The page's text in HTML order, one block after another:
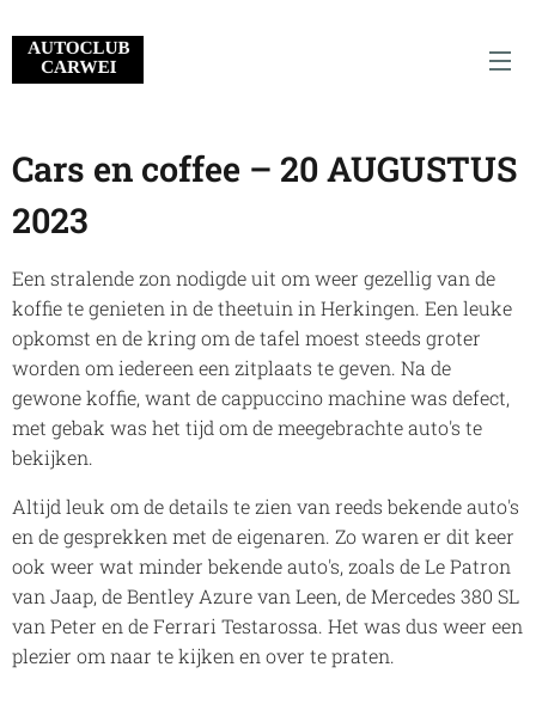
Cars en coffee – 20 AUGUSTUS
2023
Een stralende zon nodigde uit om weer gezellig van de
koffie te genieten in de theetuin in Herkingen. Een leuke
opkomst en de kring om de tafel moest steeds groter
worden om iedereen een zitplaats te geven. Na de
gewone koffie, want de cappuccino machine was defect,
met gebak was het tijd om de meegebrachte auto's te
bekijken.
Altijd leuk om de details te zien van reeds bekende auto's
en de gesprekken met de eigenaren. Zo waren er dit keer
ook weer wat minder bekende auto's, zoals de Le Patron
van Jaap, de Bentley Azure van Leen, de Mercedes 380 SL
van Peter en de Ferrari Testarossa. Het was dus weer een
plezier om naar te kijken en over te praten.